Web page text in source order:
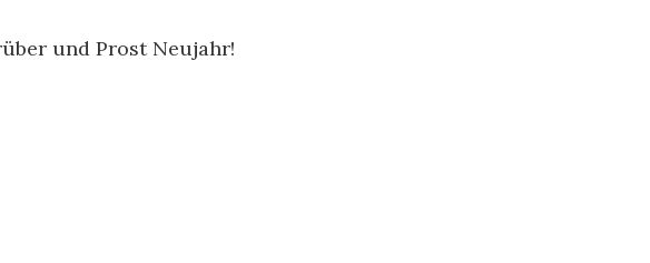
und Prost Neujahr!